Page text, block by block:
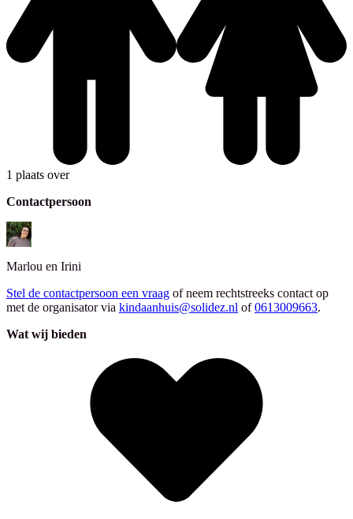
1 plaats over
Contactpersoon
Marlou en Irini
Stel de contactpersoon een vraag of neem rechtstreeks contact op
met de organisator via kindaanhuis@solidez.nl of 0613009663.
Wat wij bieden